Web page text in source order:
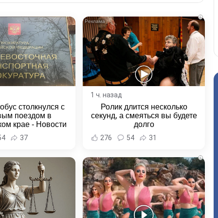
столкнулся с
поездом в
крае - Новости
и Хабаровского
края37
i
1 ч. назад
Ролик длится несколько
секунд, а смеяться вы будете
долго
276 54 31
i